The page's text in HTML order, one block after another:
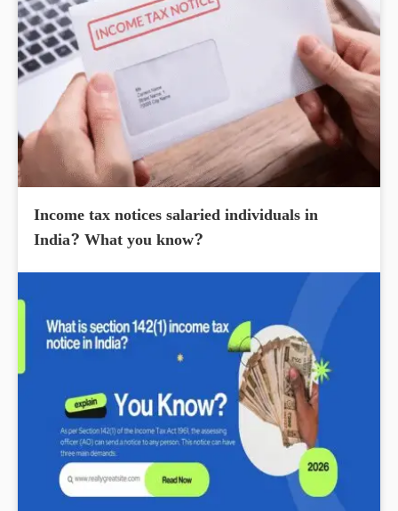
Income tax notices salaried individuals in
India? What you know?